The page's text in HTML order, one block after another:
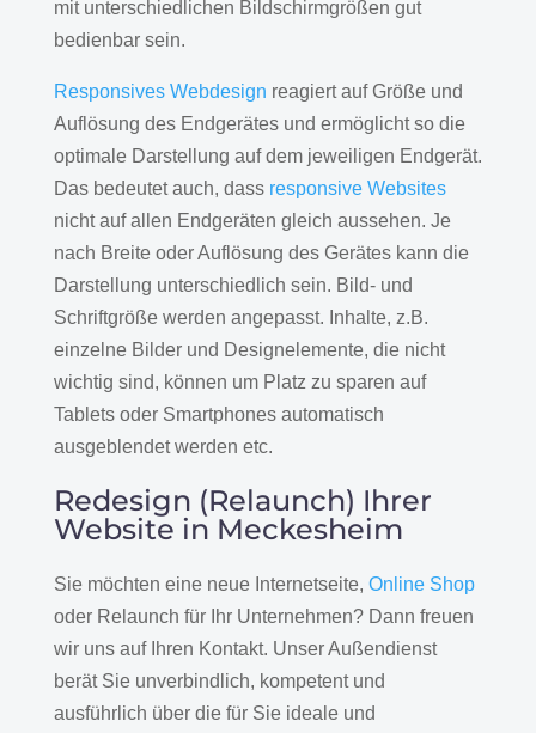
mit unterschiedlichen Bildschirmgrößen gut
bedienbar sein.
Responsives Webdesign reagiert auf Größe und
Auflösung des Endgerätes und ermöglicht so die
optimale Darstellung auf dem jeweiligen Endgerät.
Das bedeutet auch, dass responsive Websites
nicht auf allen Endgeräten gleich aussehen. Je
nach Breite oder Auflösung des Gerätes kann die
Darstellung unterschiedlich sein. Bild- und
Schriftgröße werden angepasst. Inhalte, z.B.
einzelne Bilder und Designelemente, die nicht
wichtig sind, können um Platz zu sparen auf
Tablets oder Smartphones automatisch
ausgeblendet werden etc.
Redesign (Relaunch) Ihrer
Website in Meckesheim
Sie möchten eine neue Internetseite, Online Shop
oder Relaunch für Ihr Unternehmen? Dann freuen
wir uns auf Ihren Kontakt. Unser Außendienst
berät Sie unverbindlich, kompetent und
ausführlich über die für Sie ideale und